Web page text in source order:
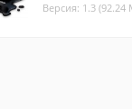
Версия: 1.3 (92.24